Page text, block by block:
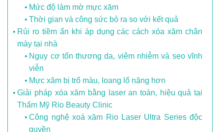
Mức độ làm mờ mực xăm
Thời gian và công sức bỏ ra so với kết quả
Rủi ro tiềm ẩn khi áp dụng các cách xóa xăm chân
mày tại nhà
Nguy cơ tổn thương da, viêm nhiễm và sẹo vĩnh
viễn
Mực xăm bị trổ màu, loang lổ nặng hơn
Giải pháp xóa xăm bằng laser an toàn, hiệu quả tại
Thẩm Mỹ Rio Beauty Clinic
Công nghệ xoá xăm Rio Laser Ultra Series độc
quyền